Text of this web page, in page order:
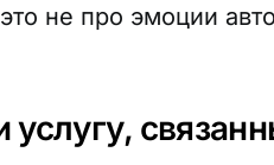
не про эмоции
услугу,